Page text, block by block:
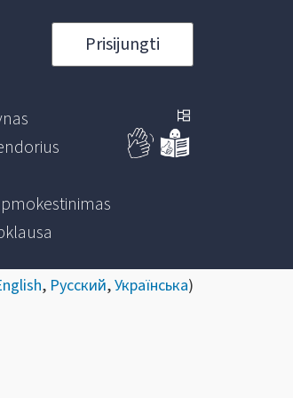
Prisijungti
, Русский,Українська)